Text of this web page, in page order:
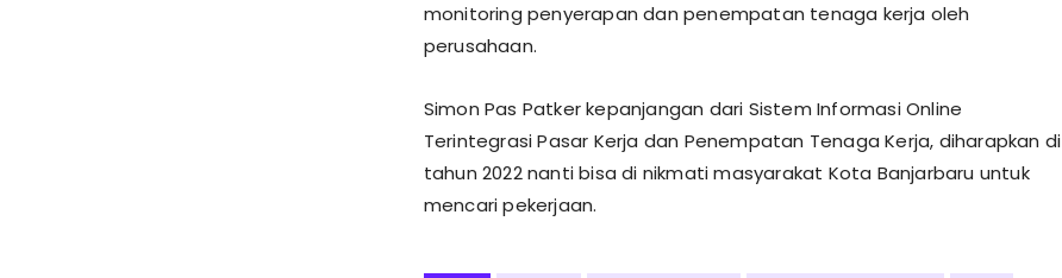
n
P
e
p
a
t
a
monitoring penyerapan dan penempatan tenaga kerja oleh
perusahaan.
Simon Pas Patker kepanjangan dari Sistem Informasi Online
Terintegrasi Pasar Kerja dan Penempatan Tenaga Kerja, diharapkan di
tahun 2022 nanti bisa di nikmati masyarakat Kota Banjarbaru untuk
mencari pekerjaan.